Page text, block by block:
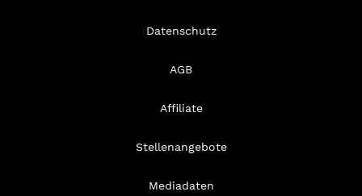
Datenschutz
AGB
Affiliate
Stellenangebote
Mediadaten